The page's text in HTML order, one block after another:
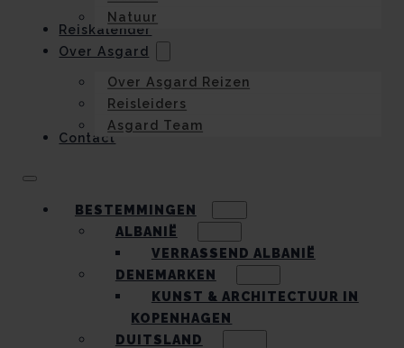
Natuur
Reiskalender
Over Asgard
Over Asgard Reizen
Reisleiders
Asgard Team
Contact
BESTEMMINGEN
ALBANIË
VERRASSEND ALBANIË
DENEMARKEN
KUNST & ARCHITECTUUR IN
KOPENHAGEN
DUITSLAND